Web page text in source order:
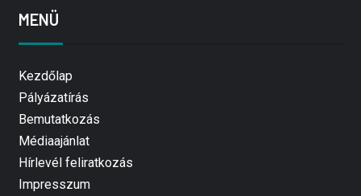
MENÜ
Kezdőlap
Pályázatírás
Bemutatkozás
Médiaajánlat
Hírlevél feliratkozás
Impresszum